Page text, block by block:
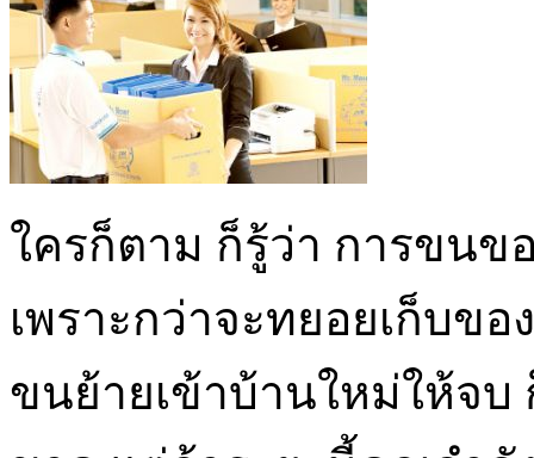
ใครก็ตาม ก็รู้ว่า การขนข
เพราะกว่าจะทยอยเก็บข
ขนย้ายเข้าบ้านใหม่ให้จบ